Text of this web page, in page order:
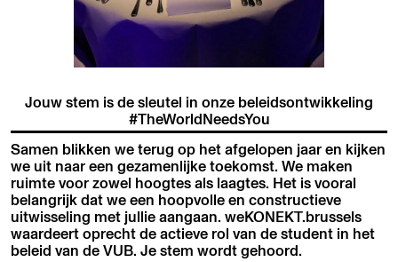
Jouw stem is de sleutel in onze beleidsontwikkeling
#TheWorldNeedsYou
Samen blikken we terug op het afgelopen jaar en kijken
we uit naar een gezamenlijke toekomst. We maken
ruimte voor zowel hoogtes als laagtes. Het is vooral
belangrijk dat we een hoopvolle en constructieve
uitwisseling met jullie aangaan. weKONEKT.brussels
waardeert oprecht de actieve rol van de student in het
beleid van de VUB. Je stem wordt gehoord.